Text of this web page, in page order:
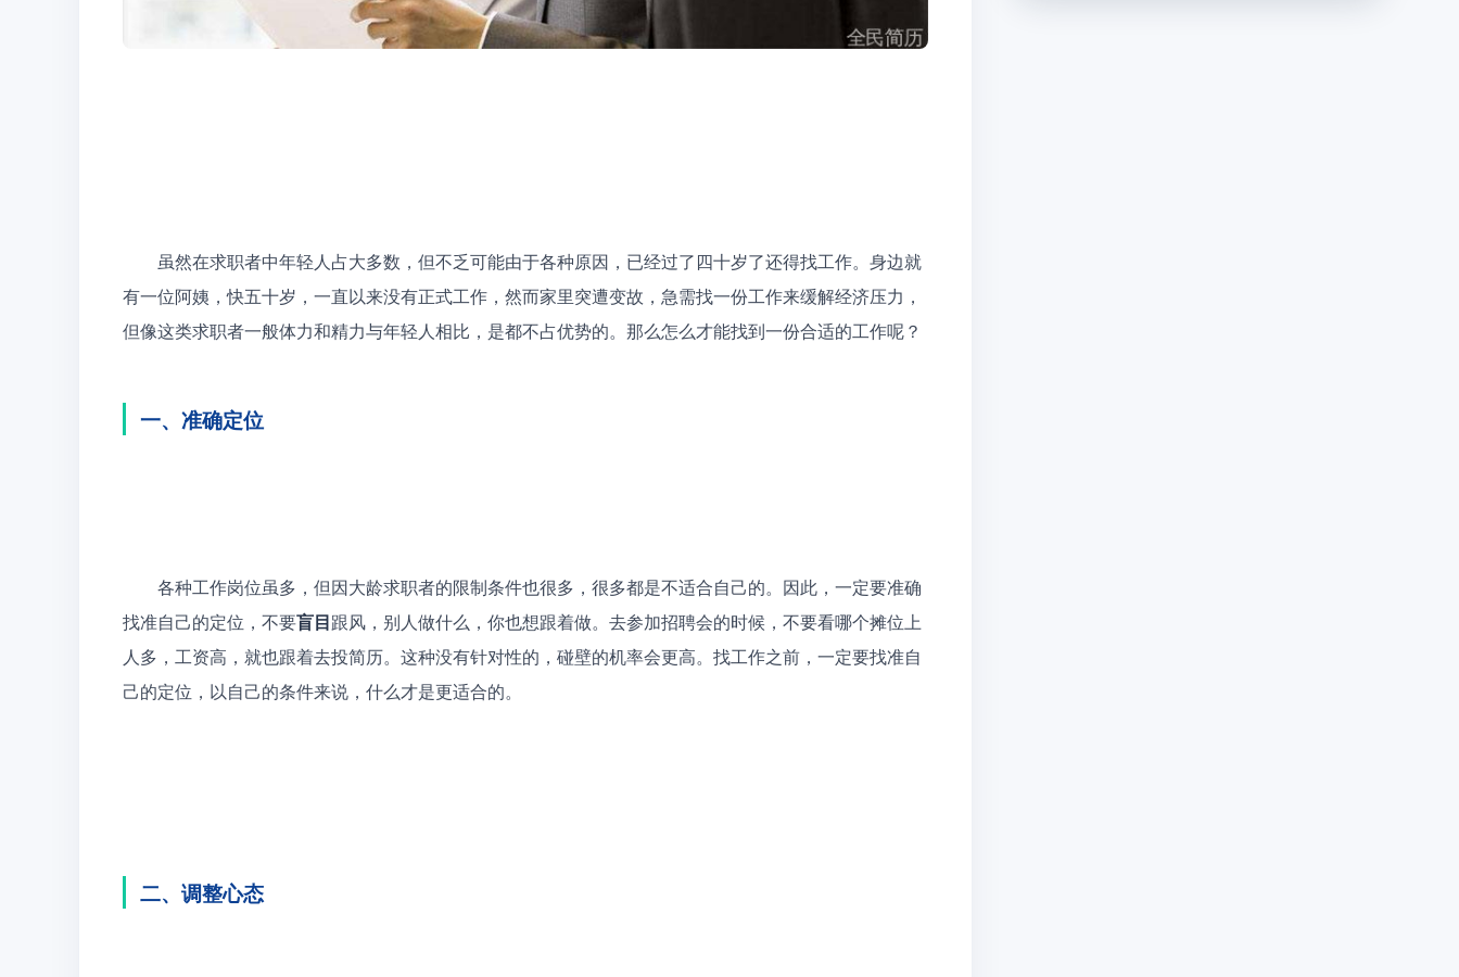
虽然在求职者中年轻人占大多数，但不乏可能由于各种原因，已经过了四十岁了还得找工作。身边就
有一位阿姨，快五十岁，一直以来没有正式工作，然而家里突遭变故，急需找一份工作来缓解经济压力，
但像这类求职者一般体力和精力与年轻人相比，是都不占优势的。那么怎么才能找到一份合适的工作呢？
一、准确定位
各种工作岗位虽多，但因大龄求职者的限制条件也很多，很多都是不适合自己的。因此，一定要准确
找准自己的定位，不要盲目跟风，别人做什么，你也想跟着做。去参加招聘会的时候，不要看哪个摊位上
人多，工资高，就也跟着去投简历。这种没有针对性的，碰壁的机率会更高。找工作之前，一定要找准自
己的定位，以自己的条件来说，什么才是更适合的。
二、调整心态